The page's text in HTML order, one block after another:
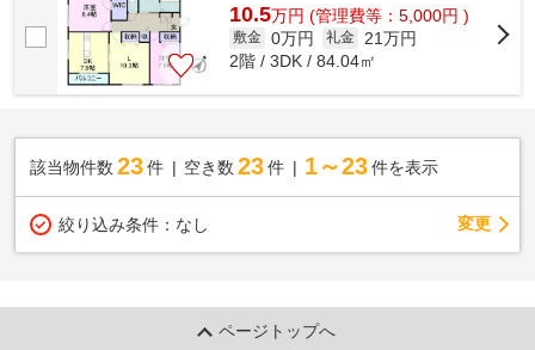
10.5万円 (管理費等：5,000円 )
敷金 0万円 礼金
21万円
2階 / 3DK / 84.04㎡
該当物件数 23件 空き数 23 件 1～23 件を表示
絞り込み条件： なし 変更
ページトップへ